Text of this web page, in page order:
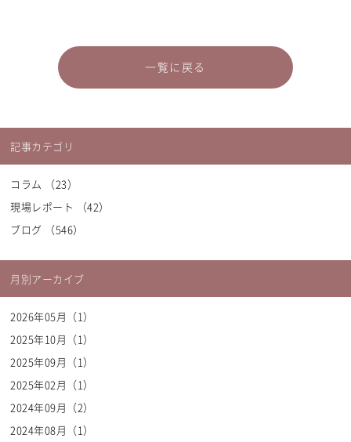
一覧に戻る
記事カテゴリ
コラム （23）
現場レポート （42）
ブログ （546）
月別アーカイブ
2026年05月（1）
2025年10月（1）
2025年09月（1）
2025年02月（1）
2024年09月（2）
2024年08月（1）
Thank You!
弊社にて内容を確認の上、掲載させて頂きます。
※表示に関する詳細については、